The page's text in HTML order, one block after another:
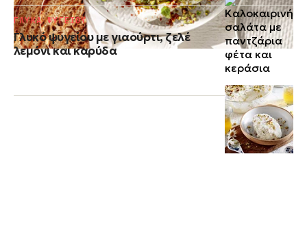
Γλυκό ψυγείου με γιαούρτι, ζελέ
λεμόνι και καρύδα
ΓΛΥΚΑ ΨΥΓΕΙΟΥ